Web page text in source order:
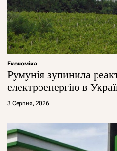
Економіка
Румунія зупинила
електроенергію в
3 Серпня, 2026